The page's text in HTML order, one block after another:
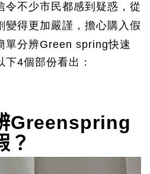
令不少市民都感到疑惑，從
變得更加嚴謹，擔心購入假
單分辨Green spring快速
4個部份看出：
Greenspring
？